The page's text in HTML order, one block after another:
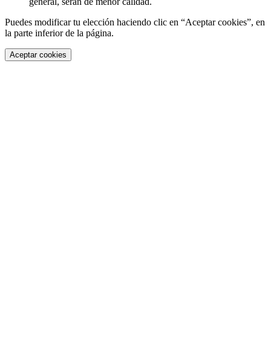
Puedes modificar tu elección haciendo clic en “Aceptar cookies”, en
la parte inferior de la página.
Aceptar cookies